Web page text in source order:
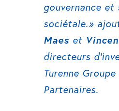
gouvernance
sociétale.»
Maes et
directeurs
Turenne
Partenaires.